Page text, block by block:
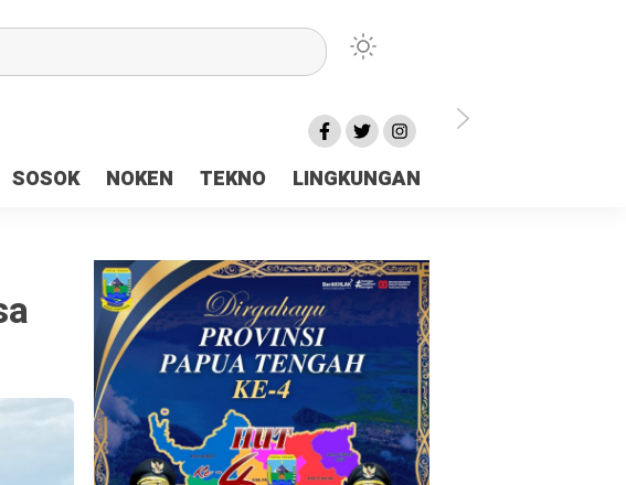
SOSOK NOKEN TEKNO LINGKUNGAN
Deklarasi Pemilu Ceria Tanah Papua
Deposit Kas Daerah Rp23 Miliar Disorot